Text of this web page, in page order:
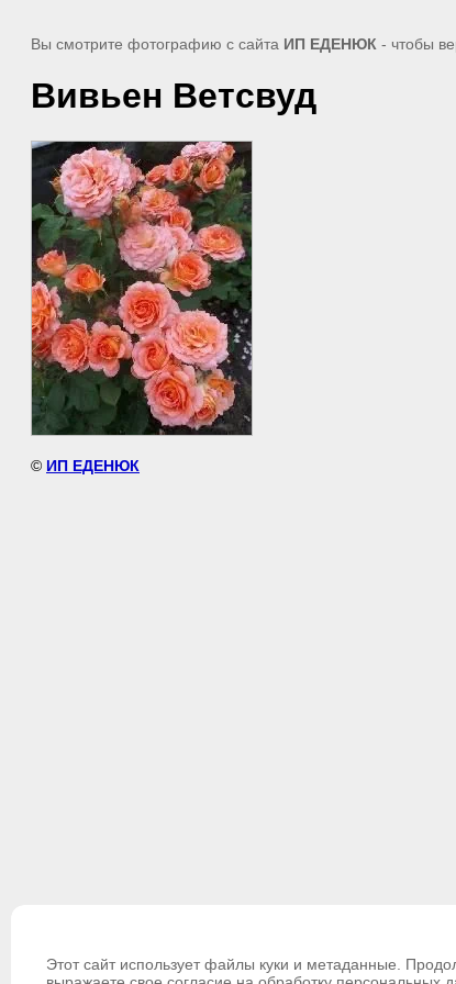
Вы смотрите фотографию с сайта ИП ЕДЕНЮК - чтобы
Вивьен Ветсвуд
© ИП ЕДЕНЮК
Этот сайт использует файлы куки и метаданные.